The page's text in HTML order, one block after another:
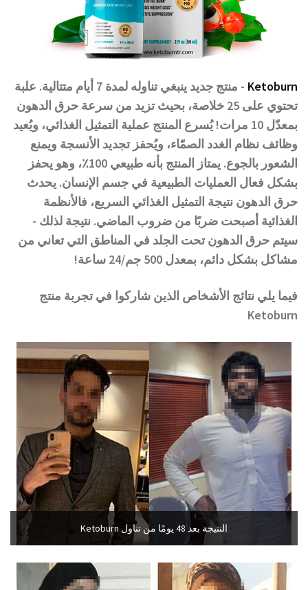
Ketoburn
- منتج جديد ينبغي تناوله لمدة 7 أيام متتالية. علبة
تحتوي على 25 خلاصة، بحيث تزيد من سرعة حرق الدهون
بمعدّل 10 مرات! يُسرع المنتج عملية التمثيل الغذائي، ويُعيد
وظائف نظام الغدد الصمّاء، ويُحفز تجديد الأنسجة ويمنع
الشعور بالجوع. يمتاز المنتج بأنه طبيعي 100٪، وهو يحفز
بشكل فعال العمليات الطبيعية في جسم الإنسان. يحدث
حرق الدهون نتيجة التمثيل الغذائي السريع، فالأنظمة
الغذائية أصبحت ضربًا من ضروب الماضي. نتيجة لذلك -
سيتم حرق الدهون تحت الجلد في المناطق التي تعاني من
مشاكل بشكل دائم، بمعدل 500 جم/24 ساعة!
فيما يلي نتائج الأشخاص الذين شاركوا في تجربة منتج
Ketoburn
النتيجة بعد 48 يومًا من تناول Ketoburn